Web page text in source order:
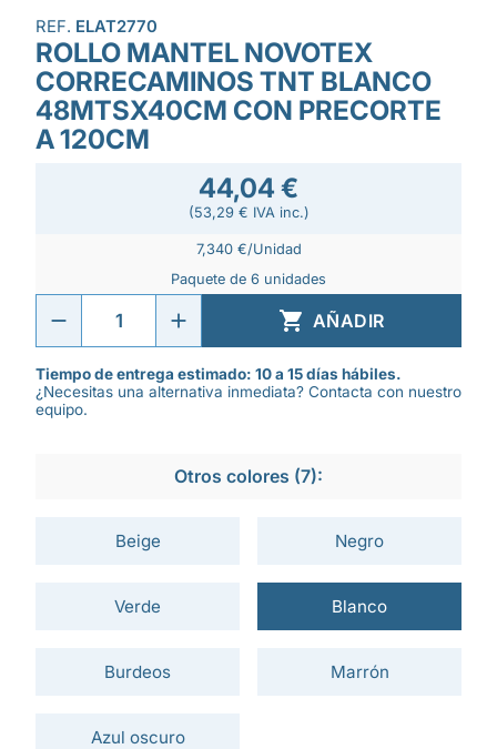
REF. ELAT2770
ROLLO MANTEL NOVOTEX
CORRECAMINOS TNT BLANCO
48MTSX40CM CON PRECORTE
A 120CM
44,04 €
(53,29 € IVA inc.)
7,340 €/Unidad
Paquete de 6 unidades
 AÑADIR
Tiempo de entrega estimado: 10 a 15 días hábiles.
¿Necesitas una alternativa inmediata? Contacta con nuestro
equipo.
Otros colores (7):
Beige Negro
Verde Blanco
Burdeos Marrón
Azul oscuro